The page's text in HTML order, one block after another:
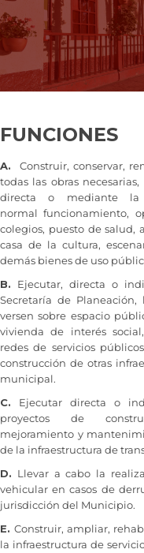
FUNCIONES
A.Construir, conservar,
todas las obras
directa o mediante la
normal funcionamiento,
colegios, puesto de salud,
casa de la cultura,
demás bienes de uso
B. Ejecutar, directa o
Secretaría de
versen sobre espacio
vivienda de interés
redes de servicios
construcción de otras
municipal.
C. Ejecutar directa o
proyectos de
mejoramiento y
de la infraestructura de
D. Llevar a cabo la
vehicular en casos de
jurisdicción del Municipio.
E. Construir, ampliar,
la infraestructura de